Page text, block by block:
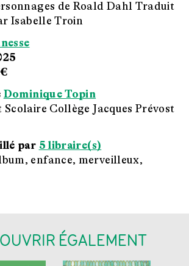
de Roald Dahl Traduit
Isabelle Troin
Dominique Topin
Collège Jacques Prévost
par 5 libraire(s)
enfance, merveilleux,
ÉGALEMENT